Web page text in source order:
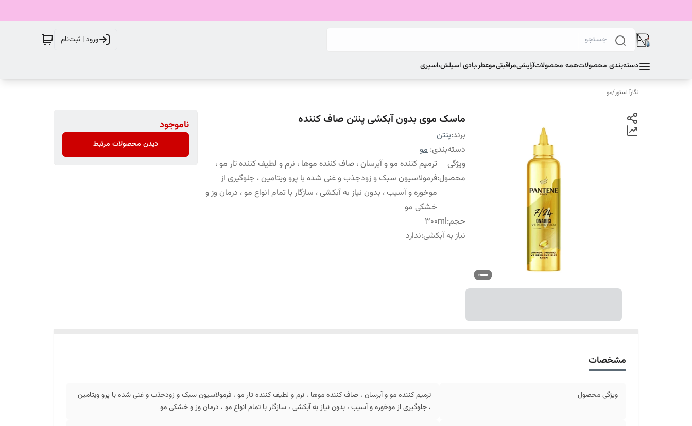
ورود | ثبت‌نام
دسته‌بندی محصولاتهمه محصولاتآرایشیمراقبتیموعطر،بادی اسپلش،اسپری
نگارآ استور/مو
ماسک موی بدون آبکشی پنتن صاف کننده
برند:پنتن
دسته‌بندی: مو
ویژگی
محصول:
ترمیم کننده مو و آبرسان ، صاف کننده موها ، نرم و لطیف کننده تار مو ،
فرمولاسیون سبک و زودجذب و غنی شده با پرو ویتامین ، جلوگیری از
موخوره و آسیب ، بدون نیاز به آبکشی ، سازگار با تمام انواع مو ، درمان وز و
خشکی مو
حجم:
300ml
نیاز به آبکشی:ندارد
ناموجود
دیدن محصولات مرتبط
مشخصات
ویژگی محصول
ترمیم کننده مو و آبرسان ، صاف کننده موها ، نرم و لطیف کننده تار مو ، فرمولاسیون سبک و زودجذب و غنی شده با پرو ویتامین
، جلوگیری از موخوره و آسیب ، بدون نیاز به آبکشی ، سازگار با تمام انواع مو ، درمان وز و خشکی مو